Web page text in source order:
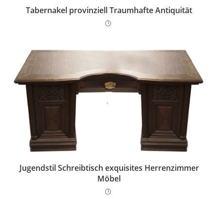
Tabernakel provinziell Traumhafte Antiquität
Jugendstil Schreibtisch exquisites Herrenzimmer
Möbel